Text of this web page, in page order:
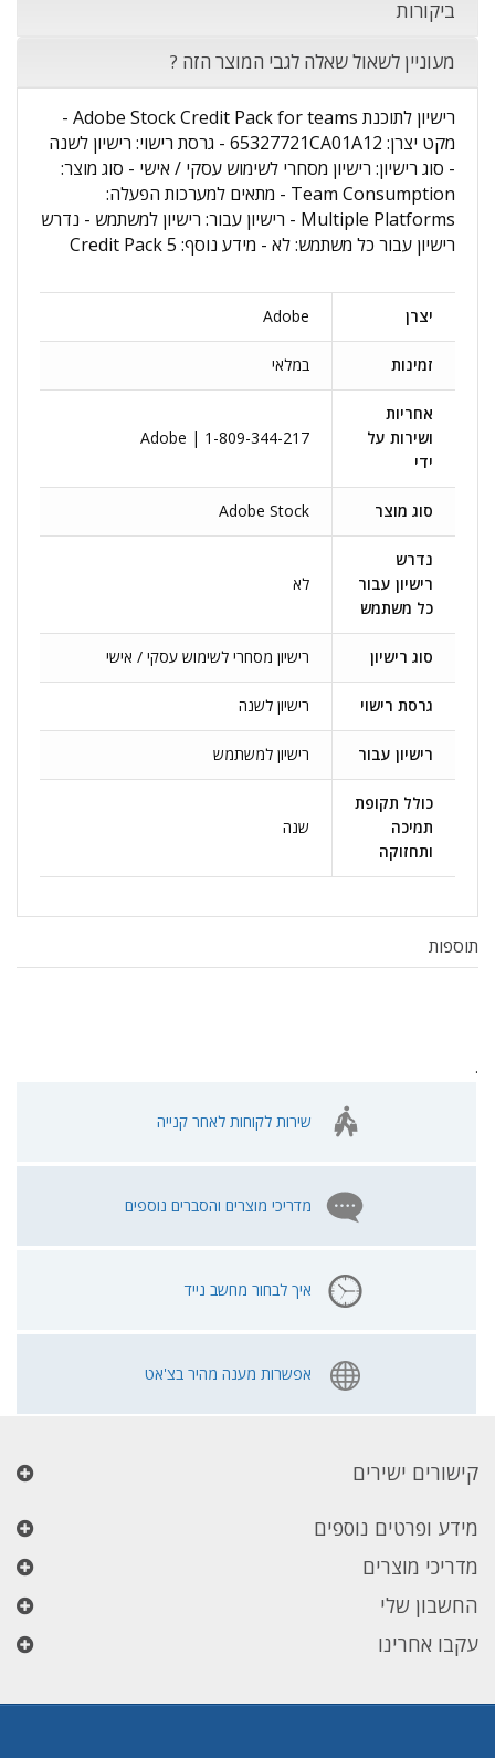
ביקורות
מעוניין לשאול שאלה לגבי המוצר הזה ?
רישיון לתוכנת Adobe Stock Credit Pack for teams -
מקט יצרן: 65327721CA01A12 - גרסת רישוי: רישיון לשנה
- סוג רישיון: רישיון מסחרי לשימוש עסקי / אישי - סוג מוצר:
Team Consumption - מתאים למערכות הפעלה:
Multiple Platforms - רישיון עבור: רישיון למשתמש - נדרש
רישיון עבור כל משתמש: לא - מידע נוסף: 5 Credit Pack
יצרן Adobe
זמינות במלאי
אחריות
ושירות על
ידי
Adobe | 1-809-344-217
סוג מוצר Adobe Stock
נדרש
רישיון עבור
כל משתמש
לא
סוג רישיון רישיון מסחרי לשימוש עסקי / אישי
גרסת רישוי רישיון לשנה
רישיון עבור רישיון למשתמש
כולל תקופת
תמיכה
ותחזוקה
שנה
תוספות
.
שירות לקוחות לאחר קנייה
מדריכי מוצרים והסברים נוספים
איך לבחור מחשב נייד
אפשרות מענה מהיר בצ'אט
קישורים ישירים
מידע ופרטים נוספים
מדריכי מוצרים
החשבון שלי
עקבו אחרינו